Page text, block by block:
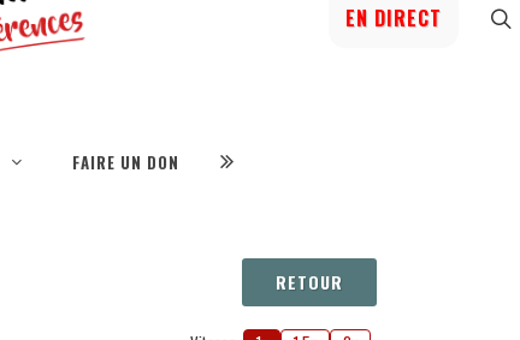
EN DIRECT
FAIRE UN DON
RETOUR